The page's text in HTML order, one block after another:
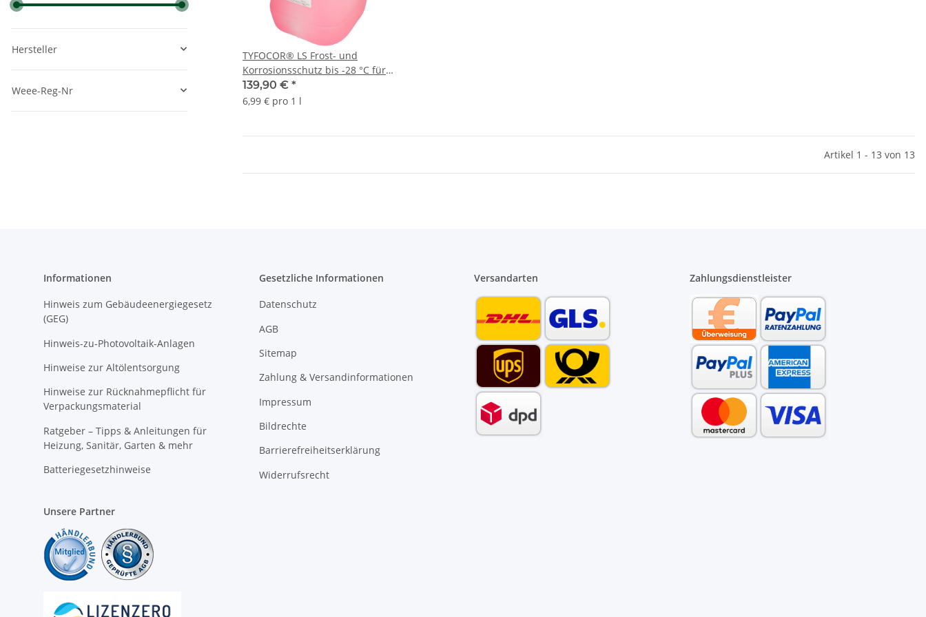
TYFOCOR® LS Frost- und
Korrosionsschutz bis -28 °C für
Röhrenkollektoren 20 L
139,90 € *
6,99 € pro 1 l
Artikel 1 - 13 von 13
Hersteller
Weee-Reg-Nr
Informationen
Hinweis zum Gebäudeenergiegesetz
(GEG)
Hinweis-zu-Photovoltaik-Anlagen
Hinweise zur Altölentsorgung
Hinweise zur Rücknahmepflicht für
Verpackungsmaterial
Ratgeber – Tipps & Anleitungen für
Heizung, Sanitär, Garten & mehr
Batteriegesetzhinweise
Gesetzliche Informationen
Datenschutz
AGB
Sitemap
Zahlung & Versandinformationen
Impressum
Bildrechte
Barrierefreiheitserklärung
Widerrufsrecht
Versandarten Zahlungsdienstleister
Unsere Partner